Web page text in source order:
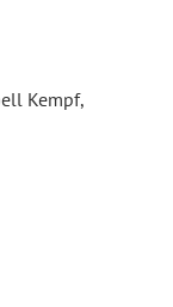
Kempf,